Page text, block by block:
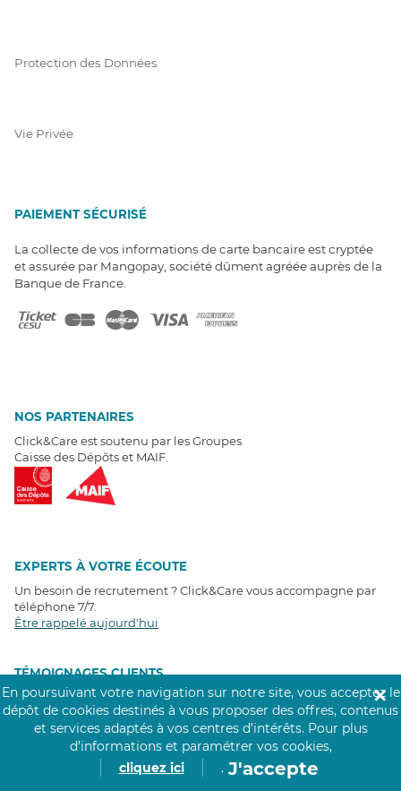
Protection des Données
Vie Privée
PAIEMENT SÉCURISÉ
La collecte de vos informations de carte bancaire est cryptée
et assurée par Mangopay, société dûment agréée auprès de la
Banque de France.
NOS PARTENAIRES
Click&Care est soutenu par les Groupes
Caisse des Dépôts et MAIF.
EXPERTS À VOTRE ÉCOUTE
Un besoin de recrutement ? Click&Care vous accompagne par
téléphone 7/7
Être rappelé aujourd'hui
TÉMOIGNAGES CLIENTS
4,6 /5
Avis clientsrécoltés sur
Google
En poursuivant votre navigation sur notre site, vous acceptez le
dépôt de cookies destinés à vous proposer des offres, contenus
et services adaptés à vos centres d’intérêts. Pour plus
d’informations et paramétrer vos cookies,
cliquez ici
. J'accepte
✕